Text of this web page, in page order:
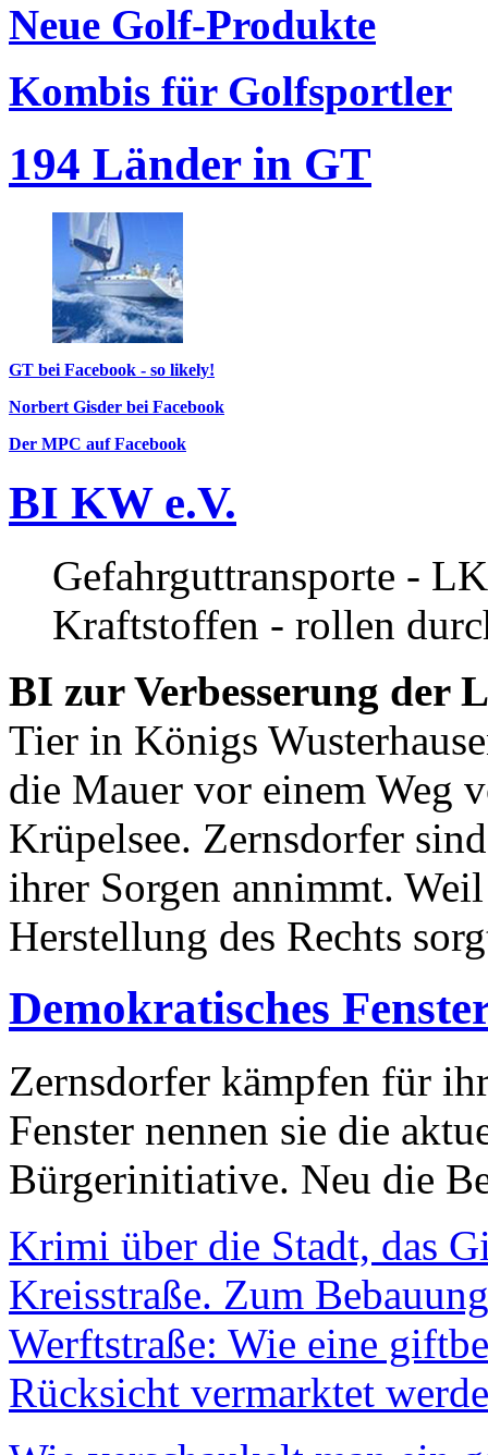
Neue Golf-Produkte
Kombis für Golfsportler
194 Länder in GT
GT bei Facebook - so likely!
Norbert Gisder bei Facebook
Der MPC auf Facebook
BI KW e.V.
Gefahrguttransporte -
Kraftstoffen - rollen
BI zur Verbesserung der
Tier in Königs
die Mauer vor einem Weg
Krüpelsee. Zernsdorfer
ihrer Sorgen annimmt.
Herstellung des Rechts
Demokratisches
Zernsdorfer kämpfen für
Fenster nennen sie die
Bürgerinitiative. Neu die
Krimi über die Stadt, das
Kreisstraße. Zum
Werftstraße: Wie eine
Rücksicht vermarktet